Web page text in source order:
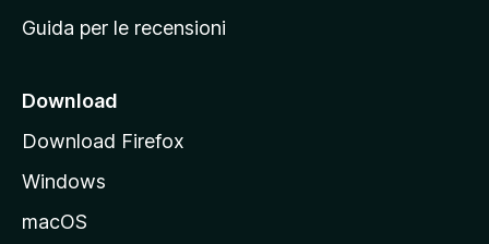
n
i
a
l
Guida per le recensioni
Download
Download Firefox
Windows
macOS